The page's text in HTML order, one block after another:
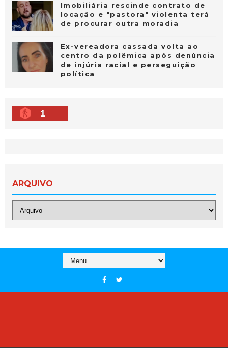
Imobiliária rescinde contrato de
locação e "pastora" violenta terá
de procurar outra moradia
Ex-vereadora cassada volta ao
centro da polêmica após denúncia
de injúria racial e perseguição
política
1
ARQUIVO